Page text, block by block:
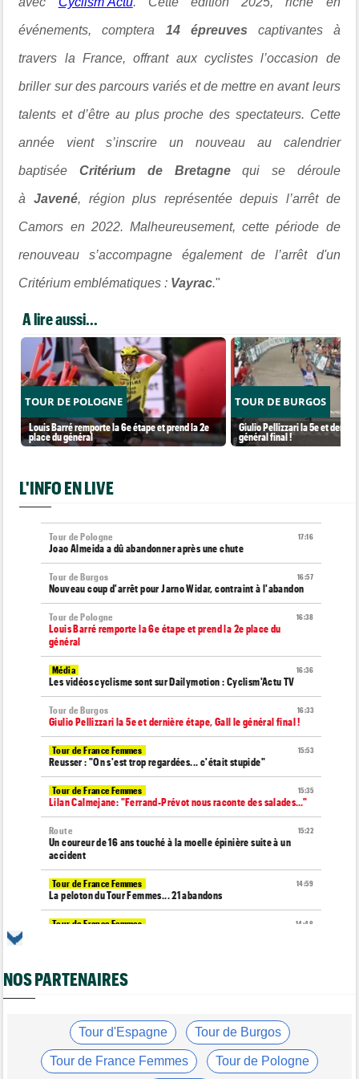
événements, comptera 14 épreuves captivantes à
travers la France, offrant aux cyclistes l’occasion de
briller sur des parcours variés et de mettre en avant leurs
talents et d’être au plus proche des spectateurs. Cette
année vient s’inscrire un nouveau au calendrier
baptiséeCritérium de Bretagnequi se déroule
àJavené, région plus représentée depuis l’arrêt de
Camors en 2022. Malheureusement, cette période de
renouveau s’accompagne également de l’arrêt d'un
Critérium emblématiques : Vayrac."
A lire aussi...
TOUR DE POLOGNE
Louis Barré remporte la 6e étape et prend la 2e
place du général
TOUR DE BURGOS
Giulio Pellizzari la 5e et
général final !
L'INFO EN LIVE
17:16
Tour de Pologne
Joao Almeida a dû abandonner après une chute
16:57
Tour de Burgos
Nouveau coup d'arrêt pour Jarno Widar, contraint à l'abandon
16:38
Tour de Pologne
Louis Barré remporte la 6e étape et prend la 2e place du
général
16:36
Média
Les vidéos cyclisme sont sur Dailymotion : Cyclism'Actu TV
16:33
Tour de Burgos
Giulio Pellizzari la 5e et dernière étape, Gall le général final !
15:53
Tour de France Femmes
Reusser : "On s'est trop regardées... c'était stupide"
15:35
Tour de France Femmes
Lilan Calmejane: "Ferrand-Prévot nous raconte des salades…"
15:22
Route
Un coureur de 16 ans touché à la moelle épinière suite à un
accident
14:59
Tour de France Femmes
La peloton du Tour Femmes... 21 abandons
14:48
Tour de France Femmes
Anton Schiffer de nouveau victime d'une fracture de la
clavicule
Pauline Ferrand-Prévot quitte le Tour par la petite porte
13:29
Tour de France Femmes
Lorena Wiebes : "La 8e étape ? Nous l'avons ciblé..."
NOS PARTENAIRES
Tour d'Espagne Tour de Burgos
Tour de France Femmes Tour de Pologne